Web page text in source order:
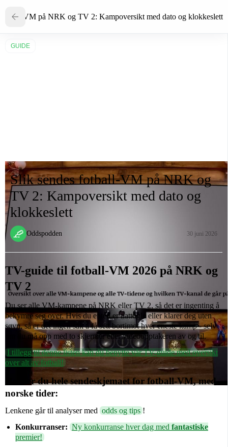
VM på NRK og TV 2: Kampoversikt med dato og klokkeslett
GUIDE
Slik sendes fotball-VM på NRK og
TV 2: Kampoversikt med dato og
klokkeslett
Oddspodden 30 juni 2026
TV-guide til fotball-VM 2026 på NRK og
TV 2
Du ser alle VM-kampene på NRK eller TV 2, så det er ingenting å
bekymre seg over. Hvis du enten er nattugle eller klarer deg uten
søvn, så er det ingen sak å få sett bortimot hver eneste kamp - selv
om du må opp med to skjermer eller videoopptakeren av og til.
I tillegg til denne listen kan du benytte vår TV-guide med oversikt
over alt av fotball!
Her ser du hele sendeskjemaet for fotball-VM, med
norske tider:
Lenkene går til analyser med odds og tips !
Konkurranser: Ny konkurranse hver dag med fantastiske
premier!